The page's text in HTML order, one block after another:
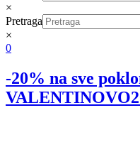
×
Pretraga
×
0
-20% na sve